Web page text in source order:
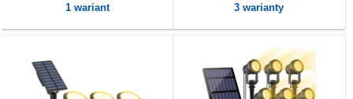
1 wariant 3 warianty